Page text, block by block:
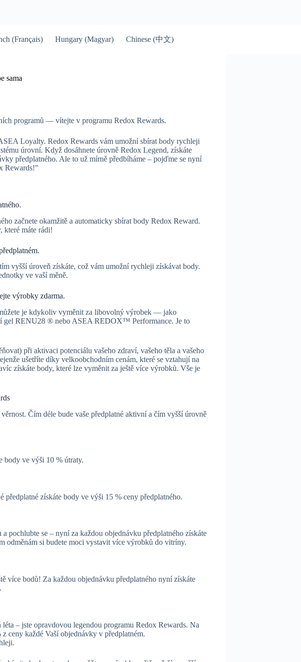
(Français) Hungary (Magyar) Chinese (中文)
sama
programů — vítejte v programu Redox Rewards.
Loyalty. Redox Rewards vám umožní sbírat body rychleji
úrovní. Když dosáhnete úrovně Redox Legend, získáte
předplatného. Ale to už mírně předbíháme – pojďme se nyní
Rewards!”
začnete okamžitě a automaticky sbírat body Redox Reward.
které máte rádi!
vyšší úroveň získáte, což vám umožní rychleji získávat body.
ve vaší měně.
výrobky zdarma.
je kdykoliv vyměnit za libovolný výrobek — jako
RENU28 ® nebo ASEA REDOX™ Performance. Je to
při aktivaci potenciálu vašeho zdraví, vašeho těla a vašeho
ušetříte díky velkoobchodním cenám, které se vztahují na
získáte body, které lze vyměnit za ještě více výrobků. Vše je
Čím déle bude vaše předplatné aktivní a čím vyšší úrovně
body ve výši 10 % útraty.
předplatné získáte body ve výši 15 % ceny předplatného.
pochlubte se – nyní za každou objednávku předplatného získáte
odměnám si budete moci vystavit více výrobků do vitríny.
více bodů! Za každou objednávku předplatného nyní získáte
léta – jste opravdovou legendou programu Redox Rewards. Na
ceny každé Vaší objednávky v předplatném.